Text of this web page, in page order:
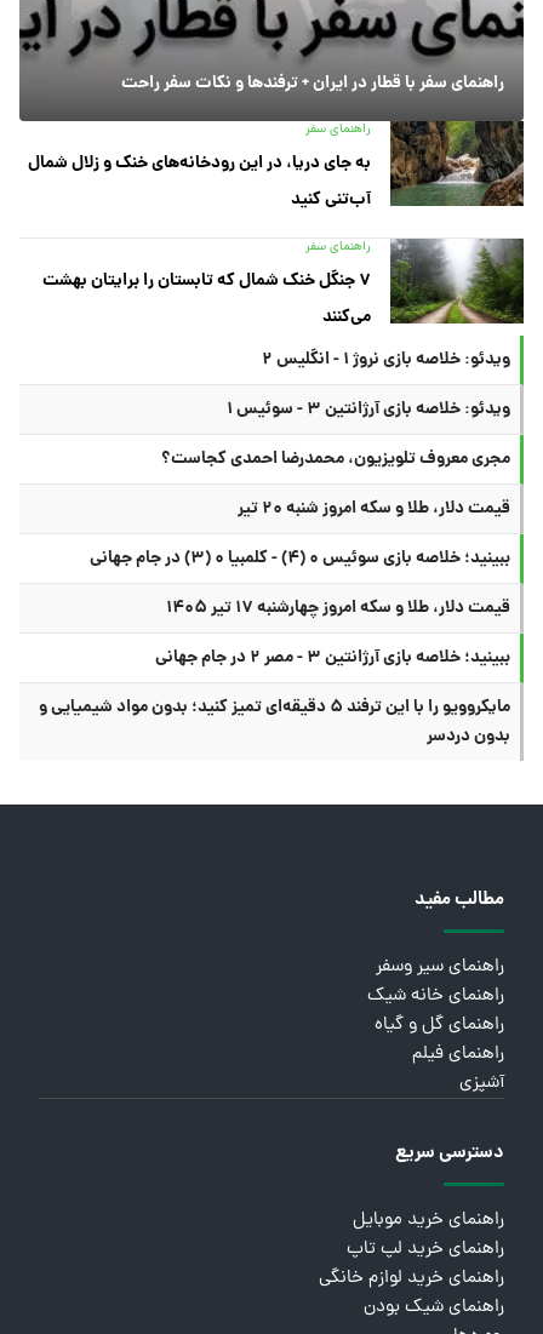
راهنمای سفر با قطار در ایران + ترفندها و نکات سفر راحت
راهنمای سفر
به جای دریا، در این رودخانه‌های خنک و زلال شمال
آب‌تنی کنید
راهنمای سفر
۷ جنگل خنک شمال که تابستان را برایتان بهشت
می‌کنند
ویدئو: خلاصه بازی نروژ ۱ - انگلیس ۲
ویدئو: خلاصه بازی آرژانتین ۳ - سوئیس ۱
مجری معروف تلویزیون، محمدرضا احمدی کجاست؟
قیمت دلار، طلا و سکه امروز شنبه ۲۰ تیر
ببینید؛ خلاصه بازی سوئیس ۰ (۴) - کلمبیا ۰ (۳) در جام جهانی
قیمت دلار، طلا و سکه امروز چهارشنبه ۱۷ تیر ۱۴۰۵
ببینید؛ خلاصه بازی آرژانتین ۳ - مصر ۲ در جام جهانی
مایکروویو را با این ترفند ۵ دقیقه‌ای تمیز کنید؛ بدون مواد شیمیایی و
بدون دردسر
مطالب مفید
راهنمای سیر وسفر
راهنمای خانه شیک
راهنمای گل و گیاه
راهنمای فیلم
آشپزی
دسترسی سریع
راهنمای خرید موبایل
راهنمای خرید لپ تاپ
راهنمای خرید لوازم خانگی
راهنمای شیک بودن